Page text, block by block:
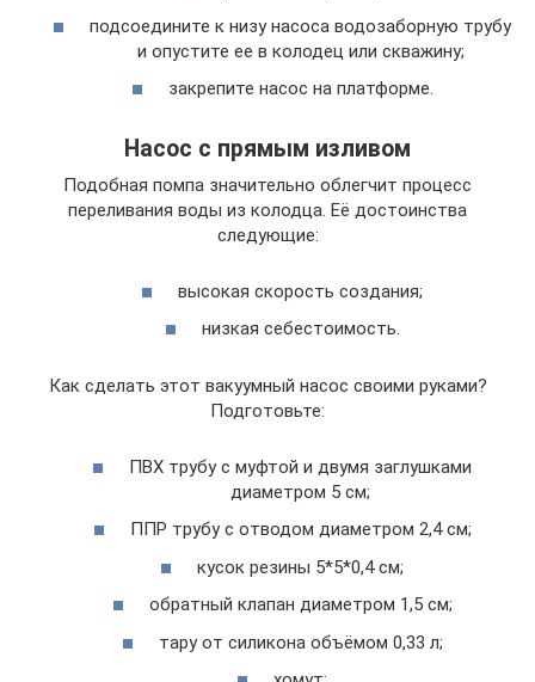
подсоедините к низу насоса водозаборную трубу
и опустите ее в колодец или скважину;
закрепите насос на платформе.
Насос с прямым изливом
Подобная помпа значительно облегчит процесс
переливания воды из колодца. Её достоинства
следующие:
высокая скорость создания;
низкая себестоимость.
Как сделать этот вакуумный насос своими руками?
Подготовьте:
ПВХ трубу с муфтой и двумя заглушками
диаметром 5 см;
ППР трубу с отводом диаметром 2,4 см;
кусок резины 5*5*0,4 см;
обратный клапан диаметром 1,5 см;
тару от силикона объёмом 0,33 л;